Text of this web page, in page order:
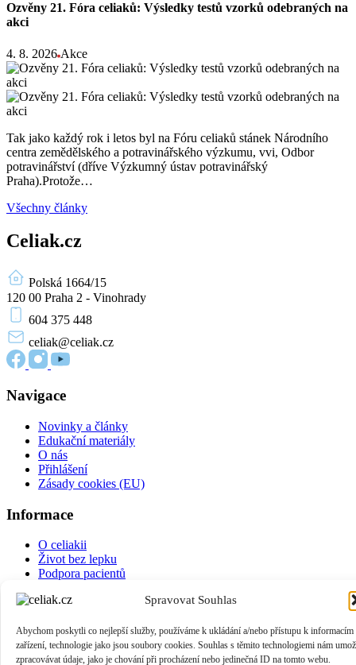
Spravovat Souhlas
Abychom poskytli co nejlepší služby, používáme k ukládání a/nebo přístupu k informacím
zařízení, technologie jako jsou soubory cookies. Souhlas s těmito technologiemi nám
zpracovávat údaje, jako je chování při procházení nebo jedinečná ID na tomto webu.
Ozvěny 21. Fóra celiaků: Výsledky testů vzorků odebraných na
akci
4. 8. 2026 Akce
Tak jako každý rok i letos byl na Fóru celiaků stánek Národního
centra zemědělského a potravinářského výzkumu, vvi, Odbor
potravinářství (dříve Výzkumný ústav potravinářský
Praha).Protože…
Všechny články
Celiak.cz
Polská 1664/15
120 00 Praha 2 - Vinohrady
604 375 448
celiak@celiak.cz
Navigace
Novinky a články
Edukační materiály
O nás
Přihlášení
Zásady cookies (EU)
Informace
O celiakii
Život bez lepku
Podpora pacientů
Chci se stát členem